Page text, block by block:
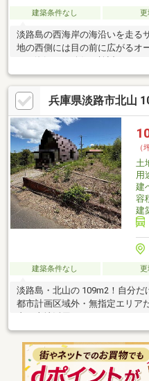
建築条件なし
淡路島の西海岸の海沿いを走る
地の西側には目の前に広がるオ
から海沿いで移住を検討されて
ススメです！敷地の海側は砂浜
がみわたせ夕陽が眺められる場
や飲食店、スーパーマーケット
ただくのに便利な立地です！車
などもございます！
兵庫県淡路市北山
（
土
用
建
容
建
建築条件なし
淡路島・北山の 109m2！自分だ
都市計画区域外・無指定エリア